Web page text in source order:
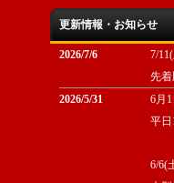
更新情報・お知らせ
2026/7/6
7/
先着
2026/5/31
6月
平日
6/6(